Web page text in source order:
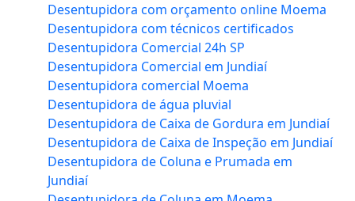
Desentupidora com orçamento online Moema
Desentupidora com técnicos certificados
Desentupidora Comercial 24h SP
Desentupidora Comercial em Jundiaí
Desentupidora comercial Moema
Desentupidora de água pluvial
Desentupidora de Caixa de Gordura em Jundiaí
Desentupidora de Caixa de Inspeção em Jundiaí
Desentupidora de Coluna e Prumada em
Jundiaí